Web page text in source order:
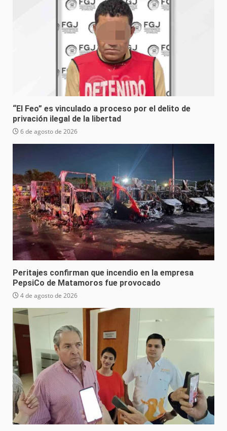
“El Feo” es vinculado a proceso por el delito de
privación ilegal de la libertad
6 de agosto de 2026
Peritajes confirman que incendio en la empresa
PepsiCo de Matamoros fue provocado
4 de agosto de 2026